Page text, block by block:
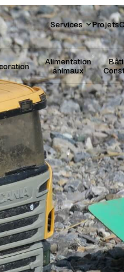
Services Projets
Alimentation
animaux